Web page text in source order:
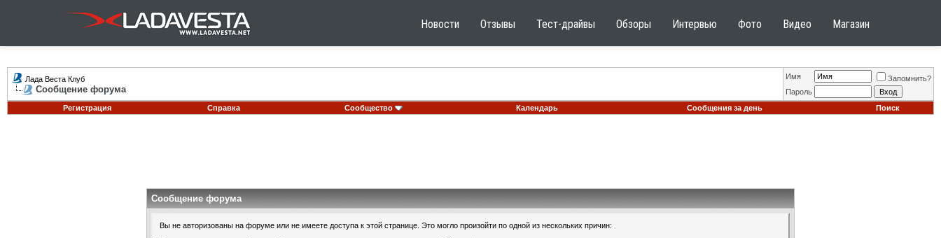
Новости Отзывы Тест-драйвы Обзоры Интервью Фото Видео Магазин
Лада Веста Клуб
Сообщение форума
Имя
Запомнить?
Пароль
Регистрация
Справка Сообщество Календарь Сообщения за день Поиск
Сообщение форума
Вы не авторизованы на форуме или не имеете доступа к этой странице. Это могло произойти по одной из нескольких причин: